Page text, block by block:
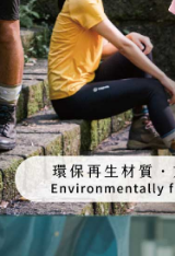
OP Pay Later akan
dalam bil telekom
selepas kitaran bil
melalui pautan dalam
anda melalui salah
runcit Taiwan Mobile,
dari masa kedai
hari yang boleh
pembayaran anda
tiada jaminan
semasa tempoh
yang mungkin mengambil
itu, anda dikehendaki
tempoh sama ada anda
untuk pengguna kali
sebenar yang
percuma
percuma